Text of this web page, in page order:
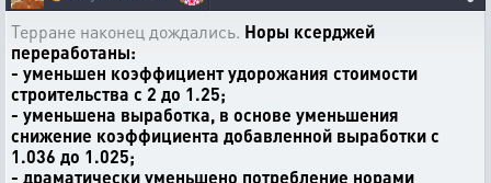
Терране наконец дождались. Норы ксерджей
переработаны:
- уменьшен коэффициент удорожания стоимости
строительства с 2 до 1.25;
- уменьшена выработка, в основе уменьшения
снижение коэффициента добавленной выработки с
1.036 до 1.025;
- драматически уменьшено потребление норами